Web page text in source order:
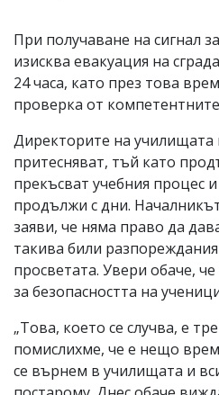
При получаване на сигнал
изисква евакуация на
24 часа, като през това
проверка от
Директорите на училищата
притесняват, тъй като
прекъсват учебния процес
продължи с дни.
заяви, че няма право да
такива били
просветата. Увери обаче,
за безопасността на
„Това, което се случва, е
помислихме, че е нещо
се върнем в училищата и